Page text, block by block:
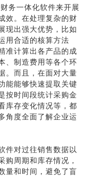
务一体化软件来开展
效。在处理复杂的财
现出强大优势，比如
用合适的核算方法
准计算出各产品的成
、制造费用等各个环
。而且，在面对大量
能能够快速提取关键
按时间段统计采购金
库存变化情况等，都
角度全面了解企业运
件对过往销售数据以
购周期和库存情况，
量和时间，避免了盲